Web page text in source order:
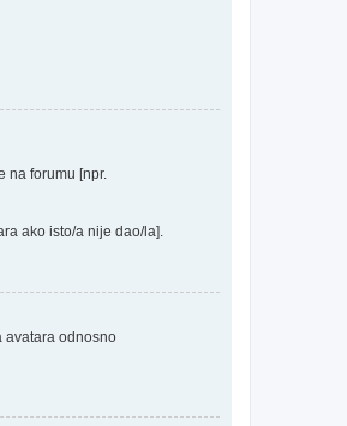
na forumu [npr.
ako isto/a nije dao/la].
avatara odnosno